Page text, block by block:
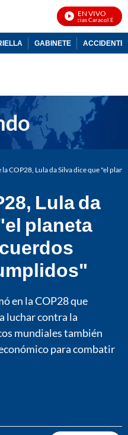
EN VIVO
Noticias Caracol En Vivo
GABINETE ACCIDENTE
COP28, Lula da Silva dice que "el
Lula da
planeta
en la COP28 que
luchar contra la
mundiales también
para combatir